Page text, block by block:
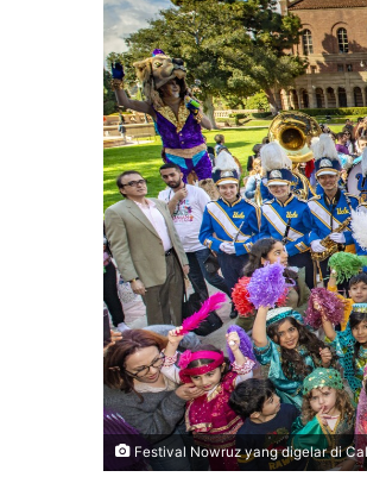
Festival Nowruz yang digelar di